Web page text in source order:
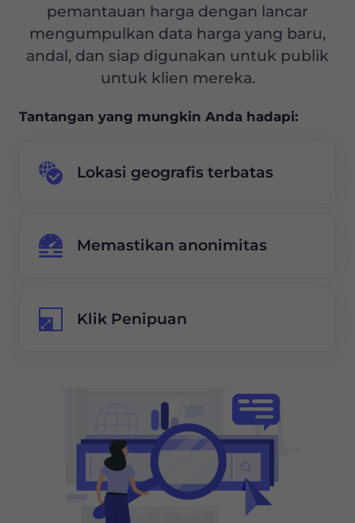
pemantauan harga dengan lancar
mengumpulkan data harga yang baru,
andal, dan siap digunakan untuk publik
untuk klien mereka.
Tantangan yang mungkin Anda hadapi:
Lokasi geografis terbatas
Memastikan anonimitas
Klik Penipuan